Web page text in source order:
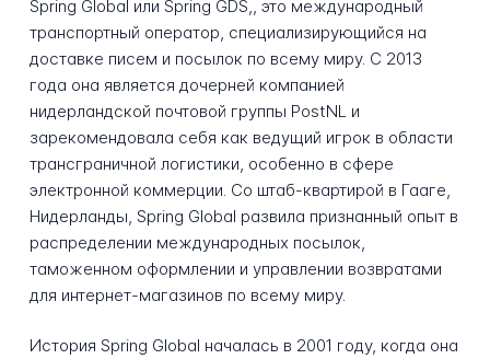
Spring Global или Spring GDS,, это международный
транспортный оператор, специализирующийся на
доставке писем и посылок по всему миру. С 2013
года она является дочерней компанией
нидерландской почтовой группы PostNL и
зарекомендовала себя как ведущий игрок в области
трансграничной логистики, особенно в сфере
электронной коммерции. Со штаб-квартирой в Гааге,
Нидерланды, Spring Global развила признанный опыт в
распределении международных посылок,
таможенном оформлении и управлении возвратами
для интернет-магазинов по всему миру.
История Spring Global началась в 2001 году, когда она